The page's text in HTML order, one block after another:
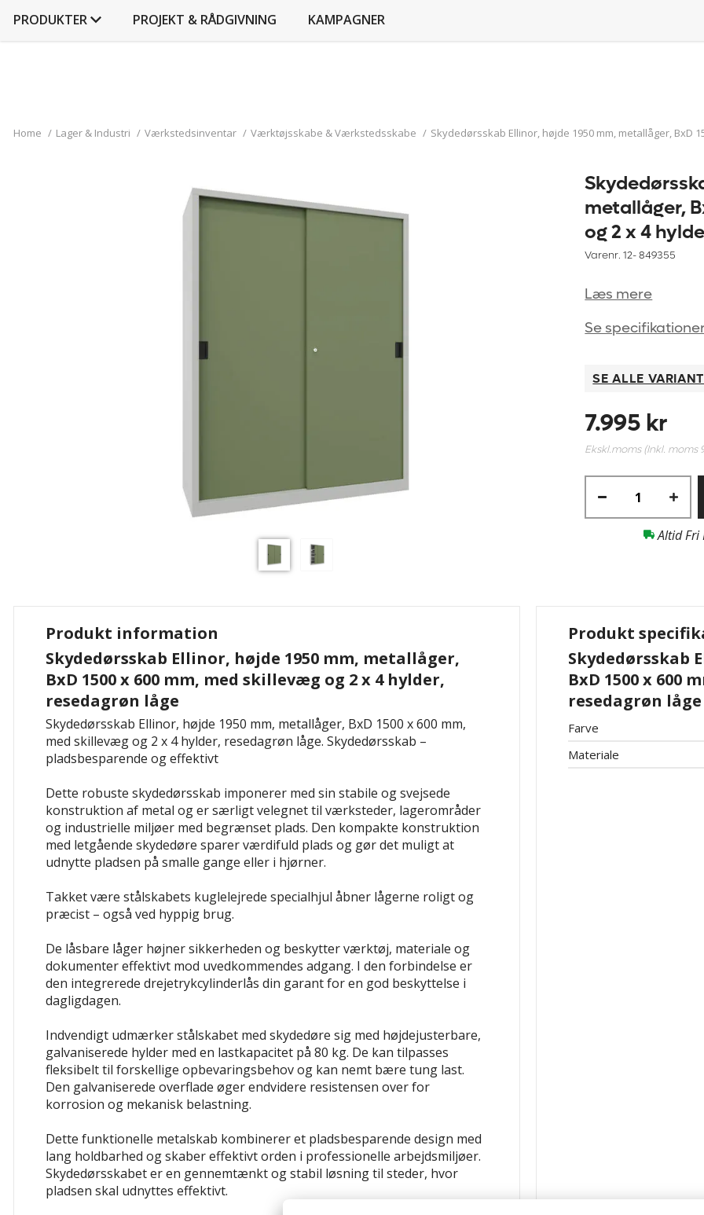
PRODUKTER PROJEKT & RÅDGIVNING KAMPAGNER
Home / Lager & Industri / Værkstedsinventar / Værktøjsskabe & Værkstedsskabe / Skydedørsskab Ellinor, højde 1950 mm, metallåger, BxD
metallåger,
og 2 x 4
Varenr. 12-849355
Læs mere
Se
SE ALLE
7.995 kr
Ekskl.moms (Inkl. moms
Altid Fri
Produkt information
Skydedørsskab Ellinor, højde 1950 mm, metallåger,
BxD 1500 x 600 mm, med skillevæg og 2 x 4 hylder,
resedagrøn låge
Skydedørsskab Ellinor, højde 1950 mm, metallåger, BxD 1500 x 600 mm,
med skillevæg og 2 x 4 hylder, resedagrøn låge. Skydedørsskab –
pladsbesparende og effektivt
Dette robuste skydedørsskab imponerer med sin stabile og svejsede
konstruktion af metal og er særligt velegnet til værksteder, lagerområder
og industrielle miljøer med begrænset plads. Den kompakte konstruktion
med letgående skydedøre sparer værdifuld plads og gør det muligt at
udnytte pladsen på smalle gange eller i hjørner.
Takket være stålskabets kuglelejrede specialhjul åbner lågerne roligt og
præcist – også ved hyppig brug.
De låsbare låger højner sikkerheden og beskytter værktøj, materiale og
dokumenter effektivt mod uvedkommendes adgang. I den forbindelse er
den integrerede drejetrykcylinderlås din garant for en god beskyttelse i
dagligdagen.
Indvendigt udmærker stålskabet med skydedøre sig med højdejusterbare,
galvaniserede hylder med en lastkapacitet på 80 kg. De kan tilpasses
fleksibelt til forskellige opbevaringsbehov og kan nemt bære tung last.
Den galvaniserede overflade øger endvidere resistensen over for
korrosion og mekanisk belastning.
Dette funktionelle metalskab kombinerer et pladsbesparende design med
lang holdbarhed og skaber effektivt orden i professionelle arbejdsmiljøer.
Skydedørsskabet er en gennemtænkt og stabil løsning til steder, hvor
pladsen skal udnyttes effektivt.
Produkt
Skydedørsskab
BxD 1500 x 600
resedagrøn låge
Farve
Materiale